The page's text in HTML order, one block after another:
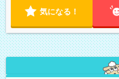
気になる！